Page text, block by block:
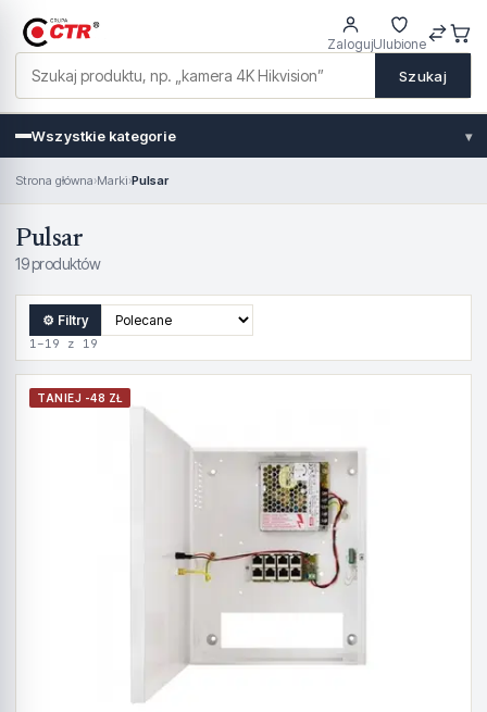
Szukaj
ZalogujUlubione
Wszystkie kategorie ▾
Strona główna›Marki›Pulsar
Pulsar
19 produktów
⚙ Filtry
1–19 z 19
TANIEJ -48 ZŁ